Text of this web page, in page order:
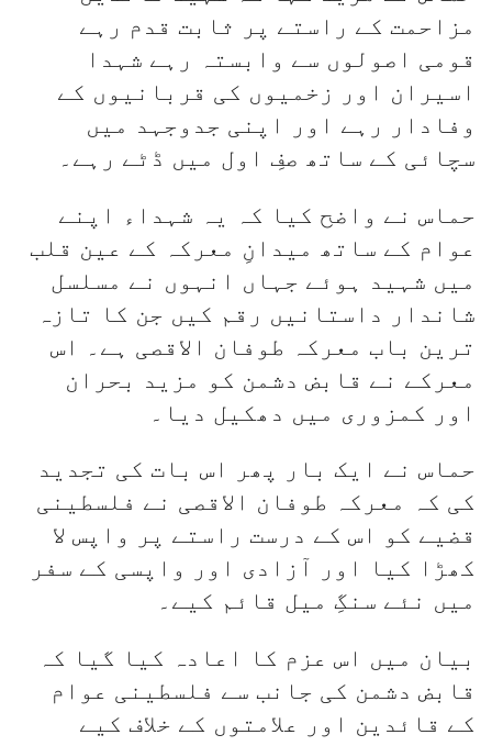
مزاحمت کے راستے پر ثابت قدم رہے
قومی اصولوں سے وابستہ رہے شہدا
اسیران اور زخمیوں کی قربانیوں کے
وفادار رہے اور اپنی جدوجہد میں
سچائی کے ساتھ صفِ اول میں ڈٹے رہے۔
حماس نے واضح کیا کہ یہ شہداء اپنے
عوام کے ساتھ میدانِ معرکہ کے عین قلب
میں شہید ہوئے جہاں انہوں نے مسلسل
شاندار داستانیں رقم کیں جن کا تازہ
ترین باب معرکہ طوفان الاقصی ہے۔ اس
معرکے نے قابض دشمن کو مزید بحران
اور کمزوری میں دھکیل دیا۔
حماس نے ایک بار پھر اس بات کی تجدید
کی کہ معرکہ طوفان الاقصی نے فلسطینی
قضیے کو اس کے درست راستے پر واپس لا
کھڑا کیا اور آزادی اور واپسی کے سفر
میں نئے سنگِ میل قائم کیے۔
بیان میں اس عزم کا اعادہ کیا گیا کہ
قابض دشمن کی جانب سے فلسطینی عوام
کے قائدین اور علامتوں کے خلاف کیے